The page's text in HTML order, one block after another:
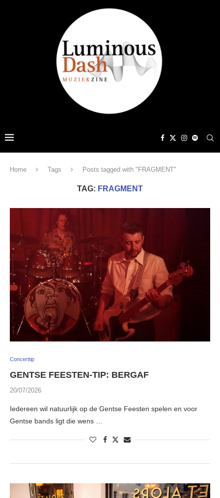
Home Tags Posts tagged with "FRAGMENT"
TAG: FRAGMENT
Concerttip
GENTSE FEESTEN-TIP: BERGAF
20/07/2026
Iedereen wil natuurlijk op de Gentse Feesten spelen en voor
Gentse bands ligt die wens …